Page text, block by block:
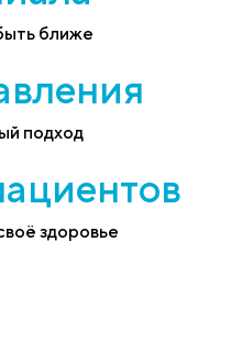
ближе
подход
здоровье